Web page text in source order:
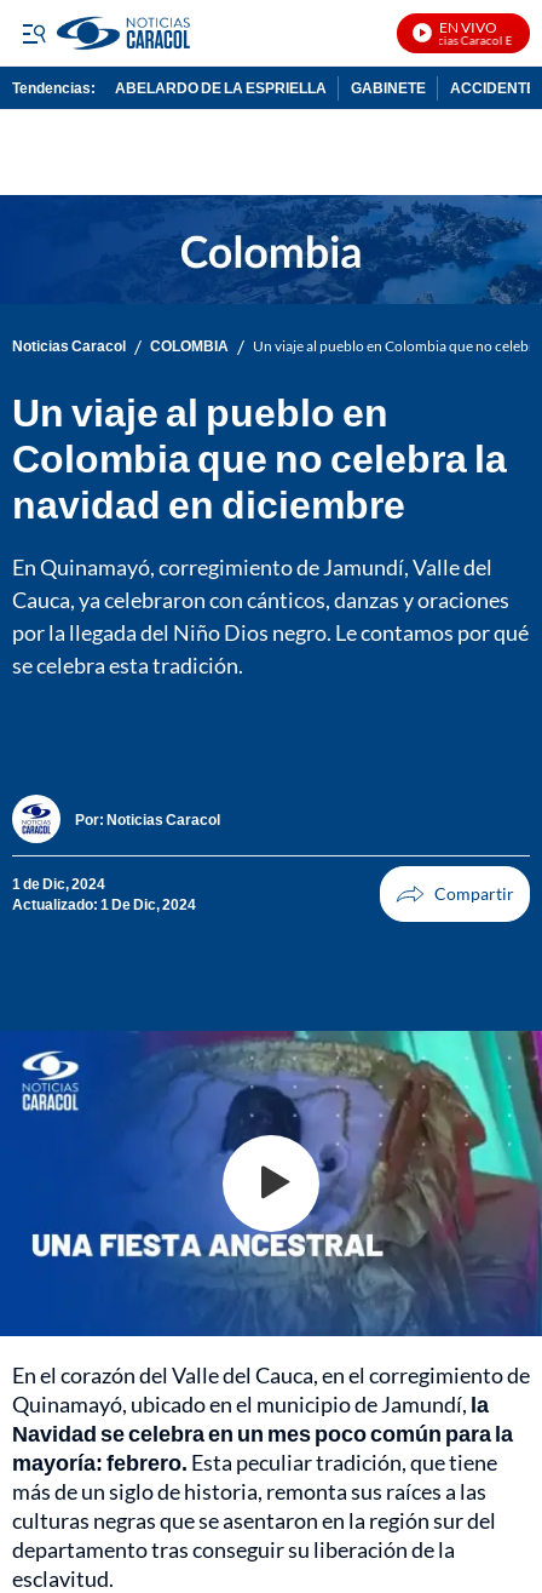
EN VIVO
Noticias Caracol En Vivo
Tendencias: ABELARDO DE LA ESPRIELLA GABINETE ACCIDENTE
Noticias Caracol / COLOMBIA / Un viaje al pueblo en Colombia que no
Un viaje al pueblo en
Colombia que no celebra la
navidad en diciembre
En Quinamayó, corregimiento de Jamundí, Valle del
Cauca, ya celebraron con cánticos, danzas y oraciones
por la llegada del Niño Dios negro. Le contamos por qué
se celebra esta tradición.
Por: Noticias Caracol
1 de Dic, 2024
Actualizado: 1 De Dic, 2024
En el corazón del Valle del Cauca, en el corregimiento de
Quinamayó, ubicado en el municipio de Jamundí, la
Navidad se celebra en un mes poco común para la
mayoría: febrero. Esta peculiar tradición, que tiene
más de un siglo de historia, remonta sus raíces a las
culturas negras que se asentaron en la región sur del
departamento tras conseguir su liberación de la
esclavitud.